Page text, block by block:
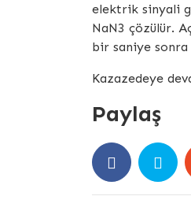
elektrik sinyali
NaN3 çözülür.
bir saniye sonra
Kazazedeye
Paylaş